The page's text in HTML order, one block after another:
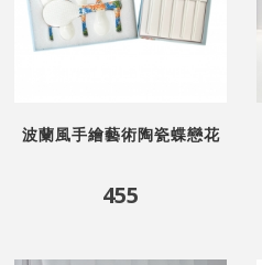
波蘭風手繪藝術陶瓷蝶戀花
455